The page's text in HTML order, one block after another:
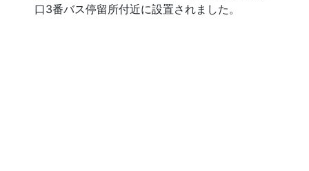
口3番バス停留所付近に設置されました。